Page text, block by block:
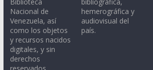
Nacional de
Venezuela, así
como los objetos
y recursos nacidos
digitales, y sin
derechos
hemerográfica y
audiovisual del
país.